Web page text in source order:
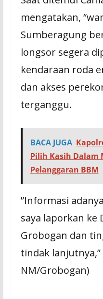
mengatakan,
Sumberagung
longsor segera
kendaraan roda
dan akses
terganggu.
BACA JUGA
Pilih Kasih Dalam
Pelanggaran BBM
”Informasi
saya laporkan ke
Grobogan dan
tindak
NM/Grobogan)